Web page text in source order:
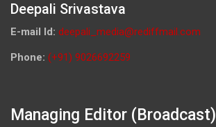
Deepali Srivastava
E-mail Id: deepali_media@rediffmail.com
Phone: (+91) 9026692259
Managing Editor (Broadcast)